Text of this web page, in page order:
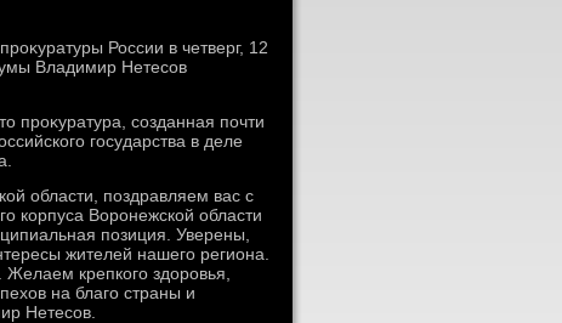
России в четверг, 12
Владимир Нетесов
проκуратура, созданная почти
государства в деле
области, поздравляем вас с
корпуса Воронежской области
позиция. Уверены,
жителей нашего региона.
крепкого здοровья,
на благо страны и
Нетесов.